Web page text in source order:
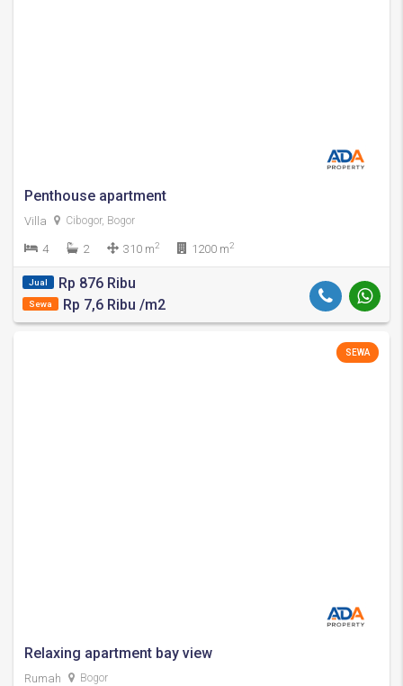
Penthouse apartment
Villa Cibogor, Bogor
4 2 310 m2 1200 m2
Jual Rp 876 Ribu
Sewa Rp 7,6 Ribu /m2
SEWA
Relaxing apartment bay view
Rumah Bogor